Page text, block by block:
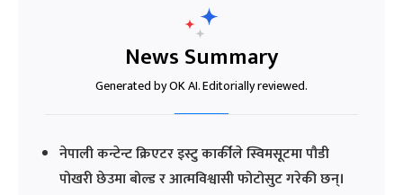
News Summary
Generated by OK AI. Editorially reviewed.
नेपाली कन्टेन्ट क्रिएटर इस्टु कार्कीले स्विमसूटमा पौडी
पोखरी छेउमा बोल्ड र आत्मविश्वासी फोटोसुट गरेकी छन्।